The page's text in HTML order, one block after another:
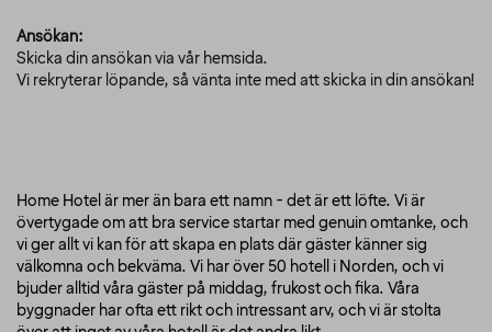
Ansökan:
Skicka din ansökan via vår hemsida.
Vi rekryterar löpande, så vänta inte med att skicka in din ansökan!
Home Hotel är mer än bara ett namn - det är ett löfte. Vi är
övertygade om att bra service startar med genuin omtanke, och
vi ger allt vi kan för att skapa en plats där gäster känner sig
välkomna och bekväma. Vi har över 50 hotell i Norden, och vi
bjuder alltid våra gäster på middag, frukost och fika. Våra
byggnader har ofta ett rikt och intressant arv, och vi är stolta